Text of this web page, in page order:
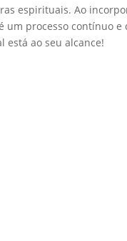
espirituais. Ao
processo contínuo e
está ao seu alcance!